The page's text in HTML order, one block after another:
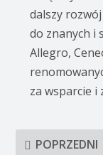
dalszy
do znanych i
Allegro,
za wsparcie i
POPRZEDNI